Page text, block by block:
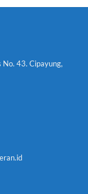
No. 43. Cipayung,